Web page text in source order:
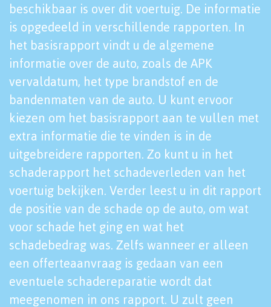
beschikbaar is over dit voertuig. De informatie
is opgedeeld in verschillende rapporten. In
het basisrapport vindt u de algemene
informatie over de auto, zoals de APK
vervaldatum, het type brandstof en de
bandenmaten van de auto. U kunt ervoor
kiezen om het basisrapport aan te vullen met
extra informatie die te vinden is in de
uitgebreidere rapporten. Zo kunt u in het
schaderapport het schadeverleden van het
voertuig bekijken. Verder leest u in dit rapport
de positie van de schade op de auto, om wat
voor schade het ging en wat het
schadebedrag was. Zelfs wanneer er alleen
een offerteaanvraag is gedaan van een
eventuele schadereparatie wordt dat
meegenomen in ons rapport. U zult geen